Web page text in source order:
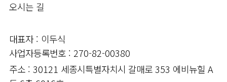
오시는 길
대표자 : 이두식
사업자등록번호 : 270-82-00380
주소 : 30121 세종시특별자치시 갈매로 353 에비뉴힐 A